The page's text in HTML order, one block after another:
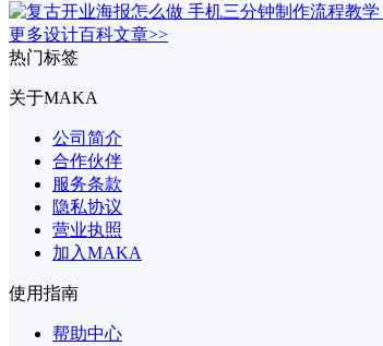
更多设计百科文章>>
热门标签
关于MAKA
公司简介
合作伙伴
服务条款
隐私协议
营业执照
加入MAKA
使用指南
帮助中心